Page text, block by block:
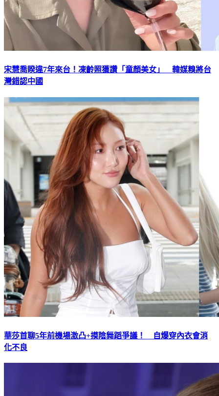
宋慧喬睽違7年來台！凍齡照獲讚「童顏美女」 韓媒糗將台
灣錯認中國
華莎首聊5年前機場激凸+摸陰舞蹈爭議！ 自爆穿內衣會消
化不良